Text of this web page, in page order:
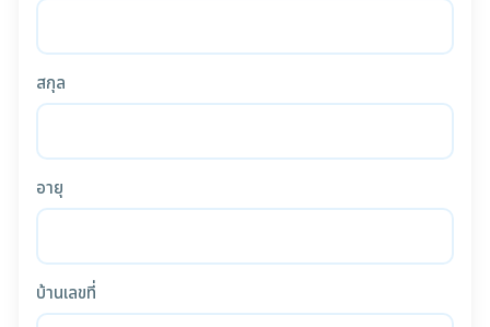
สกุล
อายุ
บ้านเลขที่